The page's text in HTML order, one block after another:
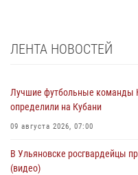
ЛЕНТА НОВОСТЕЙ
Лучшие футбольные команды
определили на Кубани
09 августа 2026, 07:00
В Ульяновске росгвардейцы
(видео)